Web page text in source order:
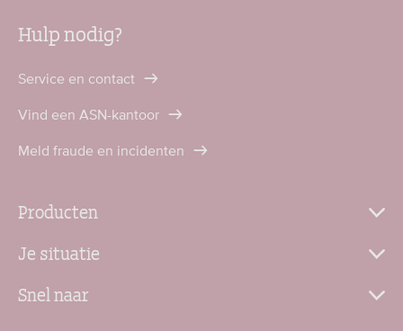
Hulp nodig?
Service en contact
Vind een ASN-kantoor
Meld fraude en incidenten
Producten
Je situatie
Snel naar